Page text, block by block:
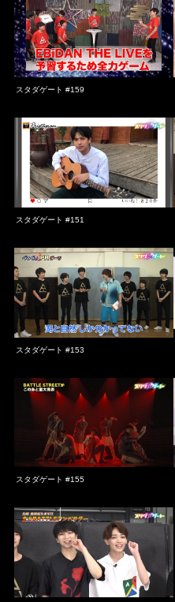
スタダゲート #159
スタダゲート #151
スタダゲート #153
スタダゲート #155